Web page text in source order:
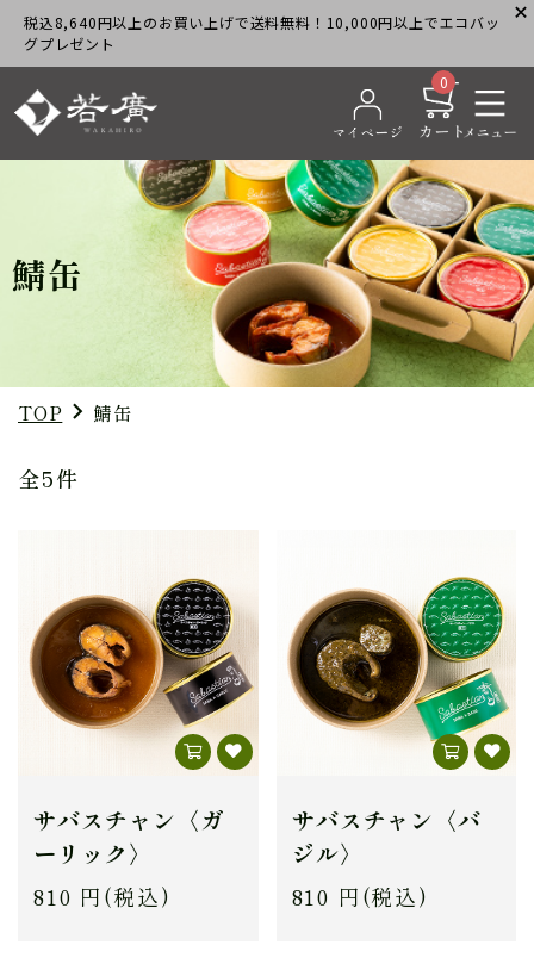
税込8,640円以上のお買い上げで送料無料！10,000円以上でエコバッ
グプレゼント
0
鯖缶
TOP 鯖缶
全5件
サバスチャン〈ガ
ーリック〉
810 円(税込)
サバスチャン〈バ
ジル〉
810 円(税込)